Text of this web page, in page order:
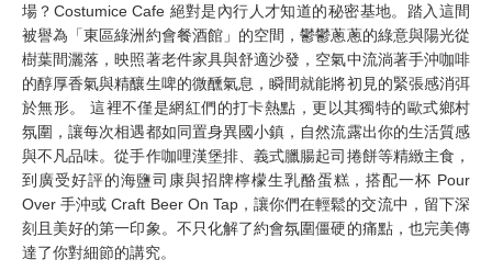
場？Costumice Cafe 絕對是內行人才知道的秘密基地。踏入這間
被譽為「東區綠洲約會餐酒館」的空間，鬱鬱蔥蔥的綠意與陽光從
樹葉間灑落，映照著老件家具與舒適沙發，空氣中流淌著手沖咖啡
的醇厚香氣與精釀生啤的微醺氣息，瞬間就能將初見的緊張感消弭
於無形。 這裡不僅是網紅們的打卡熱點，更以其獨特的歐式鄉村
氛圍，讓每次相遇都如同置身異國小鎮，自然流露出你的生活質感
與不凡品味。從手作咖哩漢堡排、義式臘腸起司捲餅等精緻主食，
到廣受好評的海鹽司康與招牌檸檬生乳酪蛋糕，搭配一杯 Pour
Over 手沖或 Craft Beer On Tap，讓你們在輕鬆的交流中，留下深
刻且美好的第一印象。不只化解了約會氛圍僵硬的痛點，也完美傳
達了你對細節的講究。